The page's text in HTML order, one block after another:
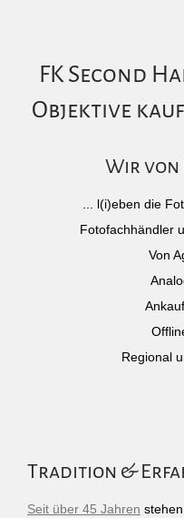
FK Second
Objektive
Wir von
... l(i)eben die
Fotofachhändler
Von
Regional
Tradition &
Seit über 45 Jahren